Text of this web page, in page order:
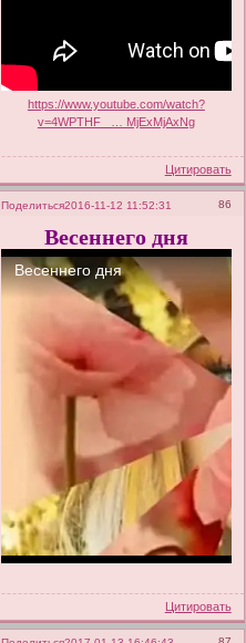
https://www.youtube.com/watch?
v=4WPTHF_ … MjExMjAxNg
Цитировать
Поделиться 86
2016-11-12 11:52:31
Весеннего дня
Цитировать